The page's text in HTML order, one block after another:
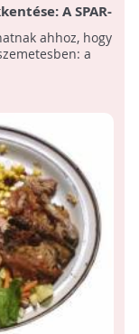
A SPAR-
ahhoz, hogy
a